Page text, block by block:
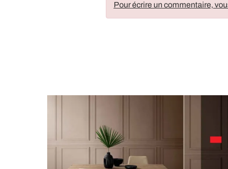
Pour écrire un commentaire,